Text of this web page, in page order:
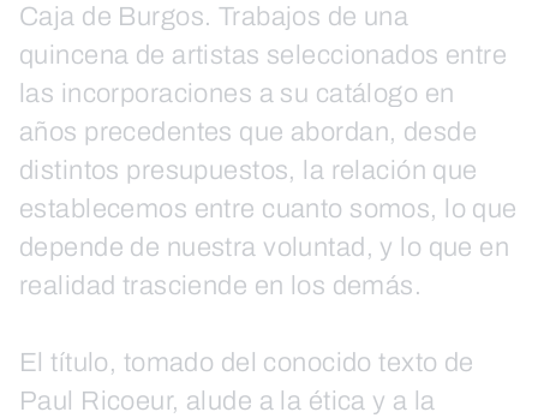
Caja de Burgos. Trabajos de una
quincena de artistas seleccionados entre
las incorporaciones a su catálogo en
años precedentes que abordan, desde
distintos presupuestos, la relación que
establecemos entre cuanto somos, lo que
depende de nuestra voluntad, y lo que en
realidad trasciende en los demás.
El título, tomado del conocido texto de
Paul Ricoeur, alude a la ética y a la